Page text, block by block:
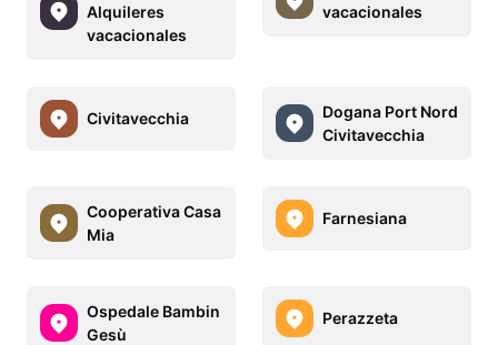
Alquileres
vacacionales
vacacionales
Civitavecchia
Dogana Port Nord
Civitavecchia
Cooperativa Casa
Mia
Farnesiana
Ospedale Bambin
Gesù
Perazzeta